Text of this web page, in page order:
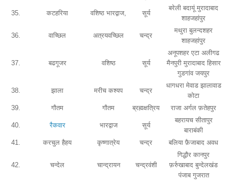
35. कटहरिया वशिष्ठ भारद्वाज, सूर्य
बरेली बदायूं मुरादाबाद
शाहजहांपुर
36. वाच्छिल अत्रयवच्छिल चन्द्र
मथुरा बुलन्दशहर
शाहजहांपुर
37. बढगूजर वशिष्ठ सूर्य
अनूपशहर एटा अलीगढ
मैनपुरी मुरादाबाद हिसार
गुडगांव जयपुर
38. झाला मरीच कश्यप चन्द्र
धागधरा मेवाड झालावाड
कोटा
39.
गौतम गौतम ब्रह्मक्षत्रिय राजा अर्गल फ़तेहपुर
40. रैकवार भारद्वाज सूर्य
बहरायच सीतापुर
बाराबंकी
41.
करचुल हैहय कृष्णात्रेय चन्द्र बलिया फ़ैजाबाद अवध
42. चन्देल चान्द्रायन चन्द्रवंशी
गिद्धौर कानपुर
फ़र्रुखाबाद बुन्देलखंड
पंजाब गुजरात